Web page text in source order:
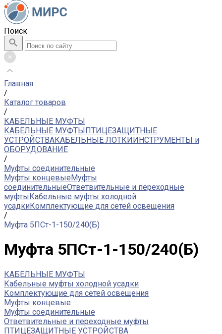
Поиск
Главная
/
Каталог товаров
/
КАБЕЛЬНЫЕ МУФТЫ
КАБЕЛЬНЫЕ МУФТЫПТИЦЕЗАЩИТНЫЕ
УСТРОЙСТВАКАБЕЛЬНЫЕ ЛОТКИИНСТРУМЕНТЫ и
ОБОРУДОВАНИЕ
/
Муфты соединительные
Муфты концевыеМуфты
соединительныеОтветвительные и переходные
муфтыКабельные муфты холодной
усадкиКомплектующие для сетей освещения
/
Муфта 5ПСт-1-150/240(Б)
Муфта 5ПСт-1-150/240(Б)
КАБЕЛЬНЫЕ МУФТЫ
Кабельные муфты холодной усадки
Комплектующие для сетей освещения
Муфты концевые
Муфты соединительные
Ответвительные и переходные муфты
ПТИЦЕЗАЩИТНЫЕ УСТРОЙСТВА